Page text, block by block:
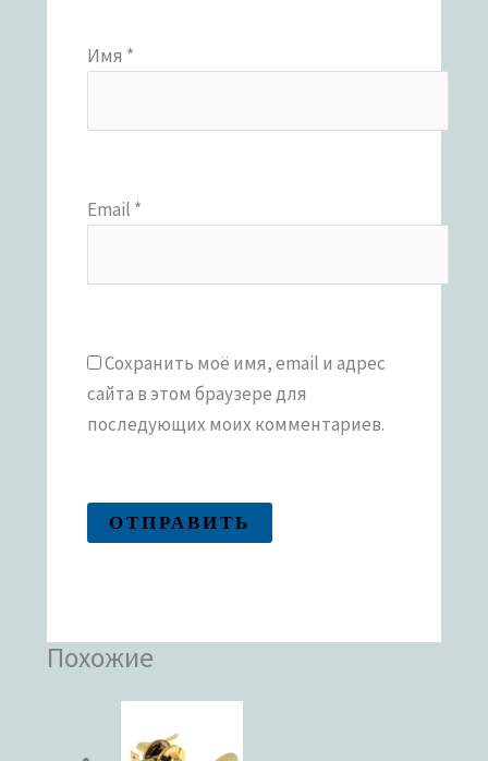
Имя *
Email *
Сохранить моё имя, email и адрес
сайта в этом браузере для
последующих моих комментариев.
Похожие